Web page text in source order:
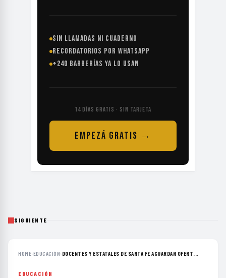
SIN LLAMADAS NI CUADERNO
RECORDATORIOS POR WHATSAPP
+240 BARBERÍAS YA LO USAN
14 DÍAS GRATIS · SIN TARJETA
EMPEZÁ GRATIS →
SIGUIENTE
HOME›EDUCACIÓN› DOCENTES Y ESTATALES DE SANTA FE AGUARDAN OFERT...
EDUCACIÓN